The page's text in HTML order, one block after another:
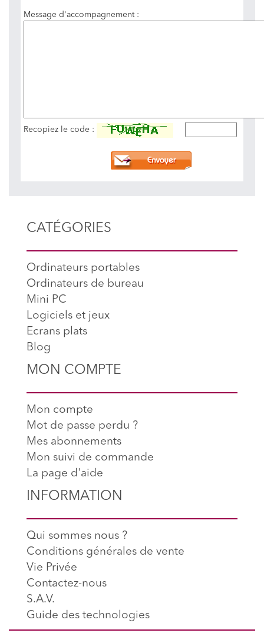
Message d'accompagnement :
Recopiez le code :
CATÉGORIES
Ordinateurs portables
Ordinateurs de bureau
Mini PC
Logiciels et jeux
Ecrans plats
Blog
MON COMPTE
Mon compte
Mot de passe perdu ?
Mes abonnements
Mon suivi de commande
La page d'aide
INFORMATION
Qui sommes nous ?
Conditions générales de vente
Vie Privée
Contactez-nous
S.A.V.
Guide des technologies